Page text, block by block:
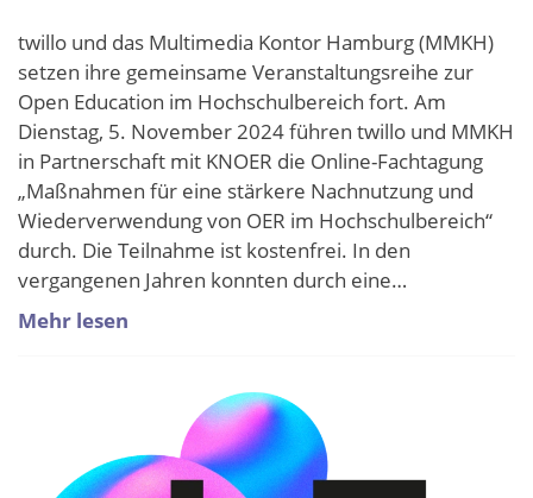
twillo und das Multimedia Kontor Hamburg (MMKH)
setzen ihre gemeinsame Veranstaltungsreihe zur
Open Education im Hochschulbereich fort. Am
Dienstag, 5. November 2024 führen twillo und MMKH
in Partnerschaft mit KNOER die Online-Fachtagung
„Maßnahmen für eine stärkere Nachnutzung und
Wiederverwendung von OER im Hochschulbereich“
durch. Die Teilnahme ist kostenfrei. In den
vergangenen Jahren konnten durch eine…
Mehr lesen